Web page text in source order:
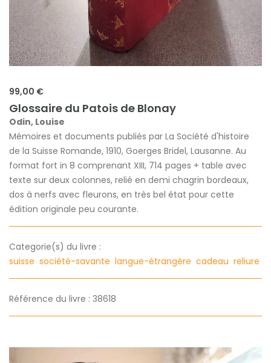
99,00 €
Glossaire du Patois de Blonay
Odin, Louise
Mémoires et documents publiés par La Société d'histoire
de la Suisse Romande, 1910, Goerges Bridel, Lausanne. Au
format fort in 8 comprenant XIII, 714 pages + table avec
texte sur deux colonnes, relié en demi chagrin bordeaux,
dos à nerfs avec fleurons, en très bel état pour cette
édition originale peu courante.
Categorie(s) du livre :
suisse société-savante langue-étrangère cadeau reliure
Référence du livre : 38618